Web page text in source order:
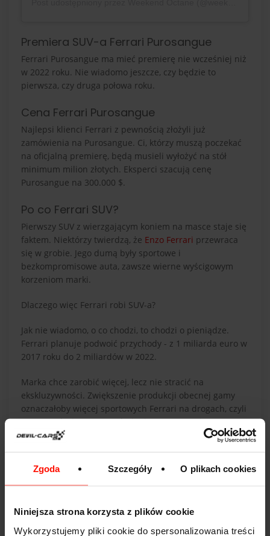
Zgoda Szczegóły O plikach cookies
Niniejsza strona korzysta z plików cookie
Wykorzystujemy pliki cookie do spersonalizowania treści
Premiera SUV-a Ferrari Purosangue
Ferrari Purosangue ma mieć premierę nie wcześniej niż
w 2022 roku. Nie wiadomo jeszcze, czy będzie to
pierwsza, czy druga połowa roku.
Cena Ferrari Purosangue
Najlepsi klienci Ferrari z pewnością złożyli już
zamówienia na Purosangue. Ci, którzy muszą poczekać
na oficjalną premierę, będą musieli wyłożyć na stół
minimum milion złotych. Eksperci szacują cenę
Purosangue na 300.000 $.
Po co Ferrari SUV?
Pierwszy SUV z wierzgającym koniem na masce staje się
faktem. Niektórzy twierdzą, że Enzo Ferrari przewraca
się w grobie. Jego dumą były sportowe i
bezkompromisowe auta, zawsze wierne wyścigowym
korzeniom marki.
Dlaczego więc Ferrari robi SUV-a?
Jak nie wiadomo, o co chodzi, to chodzi o pieniądze.
Ferrari planuje podwoić przychody - z 1 miliarda euro w
2017 roku do 2 miliardów w 2022.
Marka chce zarobić więcej, lecz nie stracić na
ekskluzywności. Zwiększenie produkcji obecnej gamy
oznaczałoby więcej sportowych Ferrari na drogach, czyli
swego rodzaju spowszechnienie. A to ostatnie, czego
chcieliby marketingowcy z Maranello. Ferrari
Wzrosty sprzedaży będą szczególnie ważne na takich
rynkach jak Chiny, gdzie SUV-y mają duże wzięcie. W
samochodów, natomiast w 2020 już 47%.